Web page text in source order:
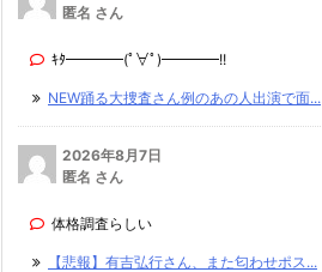
匿名 さん
ｷﾀ━━━━(ﾟ∀ﾟ)━━━━!!
NEW踊る大捜査さん例のあの人出演で面...
2026年8月7日
匿名 さん
体格調査らしい
【悲報】有吉弘行さん、また匂わせポス...